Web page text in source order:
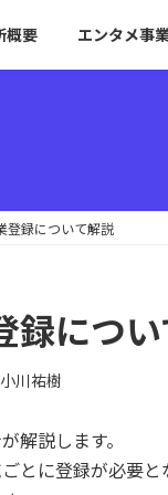
概要 エンタメ事
登録について解説
録につ
小川祐樹
解説します。
とに登録が必要